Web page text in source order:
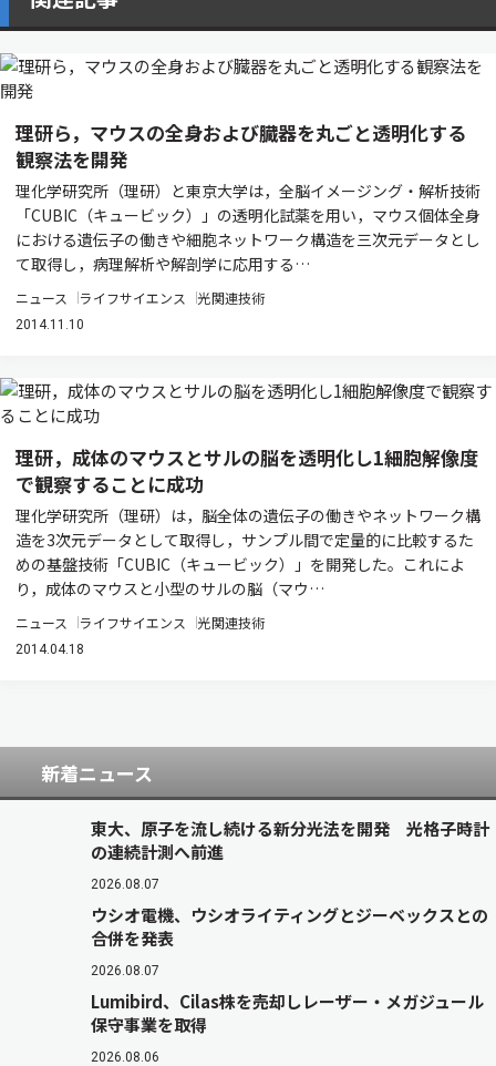
理研ら，マウスの全身および臓器を丸ごと透明化する
観察法を開発
理化学研究所（理研）と東京大学は，全脳イメージング・解析技術
「CUBIC（キュービック）」の透明化試薬を用い，マウス個体全身
における遺伝子の働きや細胞ネットワーク構造を三次元データとし
て取得し，病理解析や解剖学に応用する…
ニュース ライフサイエンス 光関連技術
2014.11.10
理研，成体のマウスとサルの脳を透明化し1細胞解像度
で観察することに成功
理化学研究所（理研）は，脳全体の遺伝子の働きやネットワーク構
造を3次元データとして取得し，サンプル間で定量的に比較するた
めの基盤技術「CUBIC（キュービック）」を開発した。これによ
り，成体のマウスと小型のサルの脳（マウ…
ニュース ライフサイエンス 光関連技術
2014.04.18
新着ニュース
東大、原子を流し続ける新分光法を開発 光格子時計
の連続計測へ前進
2026.08.07
ウシオ電機、ウシオライティングとジーベックスとの
合併を発表
2026.08.07
Lumibird、Cilas株を売却しレーザー・メガジュール
保守事業を取得
2026.08.06